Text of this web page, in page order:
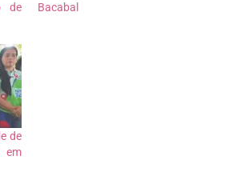
de
Bacabal
de
em